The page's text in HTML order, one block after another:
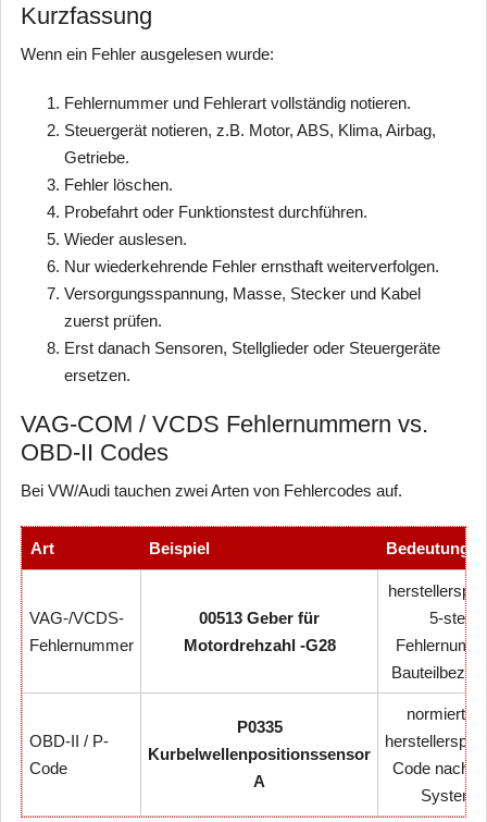
Kurzfassung
Wenn ein Fehler ausgelesen wurde:
Fehlernummer und Fehlerart vollständig notieren.
Steuergerät notieren, z.B. Motor, ABS, Klima, Airbag,
Getriebe.
Fehler löschen.
Probefahrt oder Funktionstest durchführen.
Wieder auslesen.
Nur wiederkehrende Fehler ernsthaft weiterverfolgen.
Versorgungsspannung, Masse, Stecker und Kabel
zuerst prüfen.
Erst danach Sensoren, Stellglieder oder Steuergeräte
ersetzen.
VAG-COM / VCDS Fehlernummern vs.
OBD-II Codes
Bei VW/Audi tauchen zwei Arten von Fehlercodes auf.
Art Beispiel Bedeutung
VAG-/VCDS-
Fehlernummer
00513 Geber für
Motordrehzahl -G28
5-
OBD-II / P-
Code
P0335
Kurbelwellenpositionssensor
A
normierter
Code nach